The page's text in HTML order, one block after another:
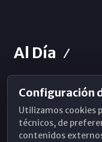
Al Día
Horarios de Misa
Hemeroteca
WhatsApp
Configuración
Utilizamos cookies
técnicos, de
contenidos